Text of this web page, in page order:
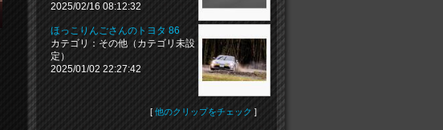
2025/02/16 08:12:32
ほっこりんごさんのトヨタ 86
カテゴリ：その他（カテゴリ未設
定）
2025/01/02 22:27:42
[ 他のクリップをチェック ]